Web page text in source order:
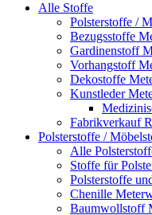
Alle Stoffe
Polsterstoffe /
Bezugsstoffe
Gardinenstoff
Vorhangstoff
Dekostoffe
Kunstleder
Fabrikverkauf
Polsterstoffe /
Alle
Stoffe für
Polsterstoffe
Chenille
Baumwollstoff